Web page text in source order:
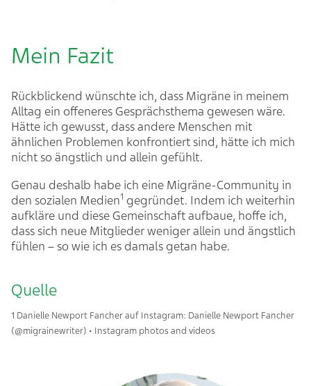
Mein Fazit
Rückblickend wünschte ich, dass Migräne in meinem
Alltag ein offeneres Gesprächsthema gewesen wäre.
Hätte ich gewusst, dass andere Menschen mit
ähnlichen Problemen konfrontiert sind, hätte ich mich
nicht so ängstlich und allein gefühlt.
Genau deshalb habe ich eine Migräne-Community in
den sozialen Medien1 gegründet. Indem ich weiterhin
aufkläre und diese Gemeinschaft aufbaue, hoffe ich,
dass sich neue Mitglieder weniger allein und ängstlich
fühlen – so wie ich es damals getan habe.
Quelle
1 Danielle Newport Fancher auf Instagram: Danielle Newport Fancher
(@migrainewriter) • Instagram photos and videos